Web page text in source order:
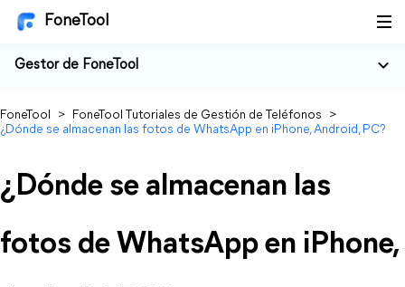
FoneTool
Gestor de FoneTool
FoneTool > FoneTool Tutoriales de Gestión de Teléfonos
>
¿Dónde se almacenan las fotos de WhatsApp en iPhone, Android, PC?
¿Dónde se almacenan las
fotos de WhatsApp en iPhone,